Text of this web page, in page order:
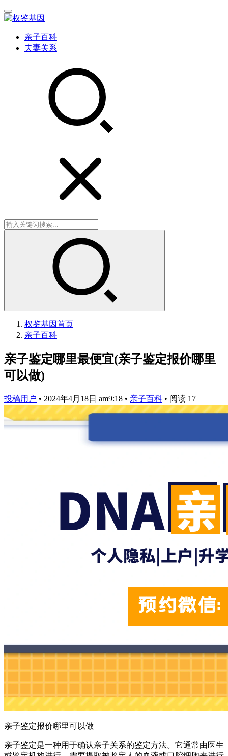
亲子百科
夫妻关系
权鉴基因首页
亲子百科
亲子鉴定哪里最便宜(亲子鉴定报价哪里
可以做)
投稿用户 • 2024年4月18日 am9:18 • 亲子百科 • 阅读 17
亲子鉴定报价哪里可以做
亲子鉴定是一种用于确认亲子关系的鉴定方法。它通常由医生